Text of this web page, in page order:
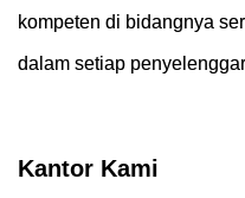
kompeten di bidangnya
dalam setiap
Kantor Kami